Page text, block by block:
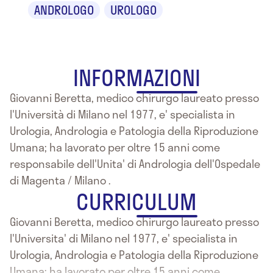
ANDROLOGO UROLOGO
INFORMAZIONI
Giovanni Beretta, medico chirurgo laureato presso
l'Università di Milano nel 1977, e' specialista in
Urologia, Andrologia e Patologia della Riproduzione
Umana; ha lavorato per oltre 15 anni come
responsabile dell'Unita' di Andrologia dell'Ospedale
di Magenta / Milano .
CURRICULUM
Giovanni Beretta, medico chirurgo laureato presso
l'Universita' di Milano nel 1977, e' specialista in
Urologia, Andrologia e Patologia della Riproduzione